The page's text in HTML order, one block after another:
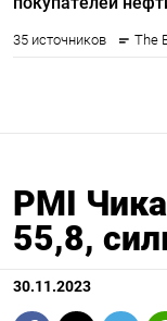
PMI
55,8,
30.11.2023